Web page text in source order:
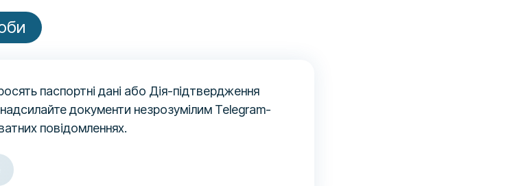
паспортні дані або Дія-підтвердження
документи незрозумілим Telegram-
повідомленнях.